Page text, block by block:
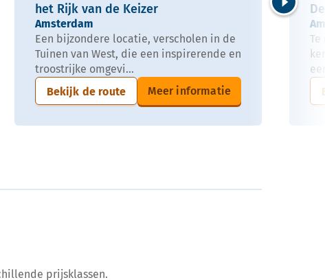
het Rijk van de Keizer
Amsterdam
Een bijzondere locatie, verscholen in de
Tuinen van West, die een inspirerende en
troostrijke omgevi...
Bekijk de route
Meer informatie
Volgende
prijsklassen.